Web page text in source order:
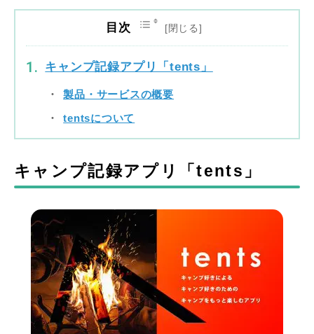
目次
キャンプ記録アプリ「tents」
製品・サービスの概要
tentsについて
キャンプ記録アプリ「tents」